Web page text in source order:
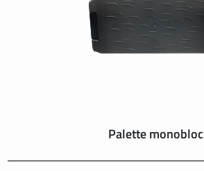
Palette monobloc
ITALY
NEDERLAND